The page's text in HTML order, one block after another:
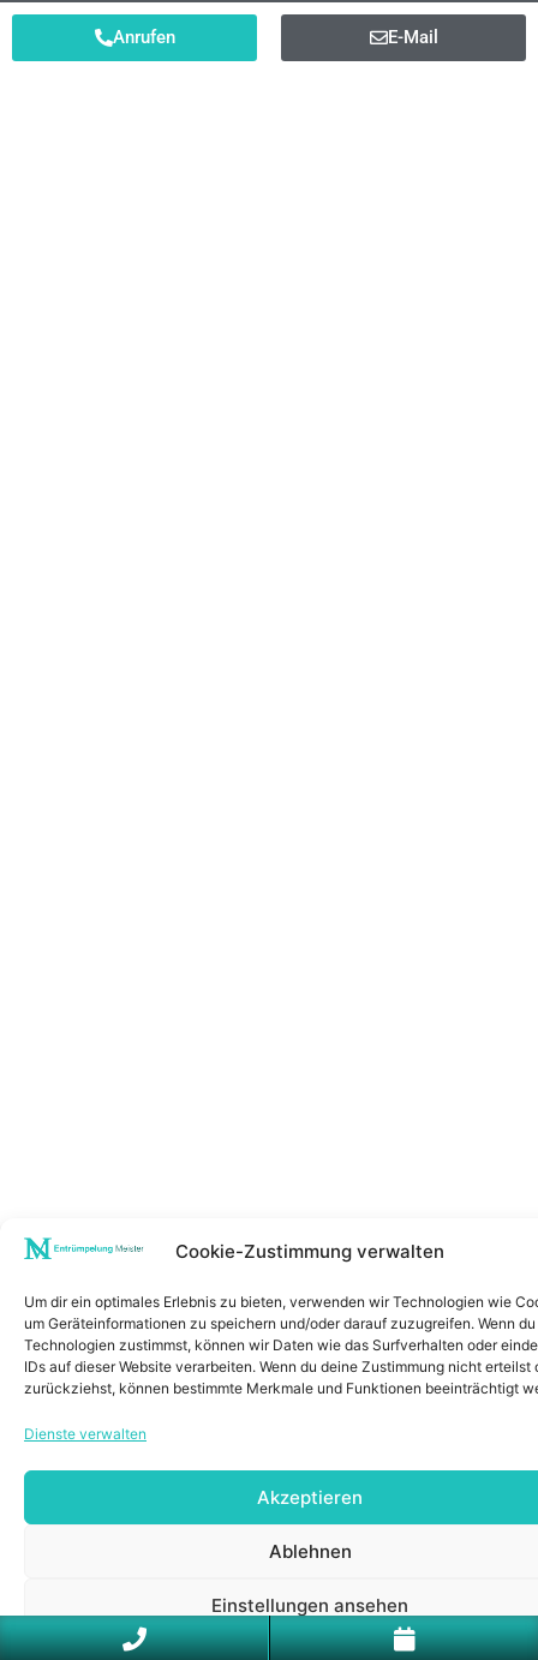
Cookie-Zustimmung verwalten
Um dir ein optimales Erlebnis zu bieten, verwenden wir Technologien wie
um Geräteinformationen zu speichern und/oder darauf zuzugreifen. Wenn
Technologien zustimmst, können wir Daten wie das Surfverhalten oder
IDs auf dieser Website verarbeiten. Wenn du deine Zustimmung nicht erteilst
zurückziehst, können bestimmte Merkmale und Funktionen beeinträchtigt
Dienste verwalten
Akzeptieren
Ablehnen
Einstellungen ansehen
Anrufen E-Mail